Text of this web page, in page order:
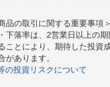
品の取引に関する重要事項
下落率は、2営業日以上の
ことにより、期待した投
があります。
の投資リスクについて